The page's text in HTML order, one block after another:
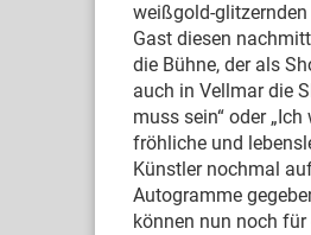
weißgold-
Gast diesen
die Bühne, der als
auch in Vellmar die
muss sein“ oder
fröhliche und
Künstler nochmal
Autogramme
können nun noch